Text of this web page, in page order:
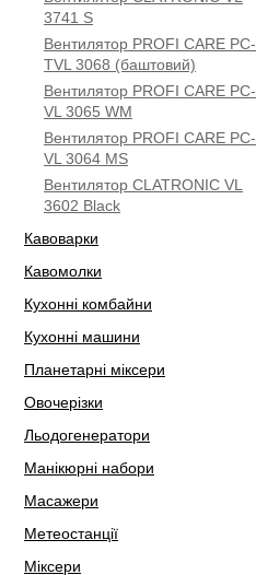
3741 S
Вентилятор PROFI CARE PC-
TVL 3068 (баштовий)
Вентилятор PROFI CARE PC-
VL 3065 WM
Вентилятор PROFI CARE PC-
VL 3064 MS
Вентилятор CLATRONIC VL
3602 Black
Кавоварки
Кавомолки
Кухонні комбайни
Кухонні машини
Планетарні міксери
Овочерізки
Льодогенератори
Манікюрні набори
Масажери
Метеостанції
Міксери